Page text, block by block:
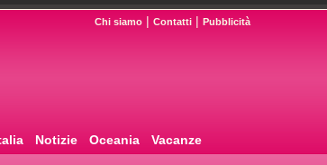
Chi siamo | Contatti | Pubblicità
Notizie Oceania Vacanze